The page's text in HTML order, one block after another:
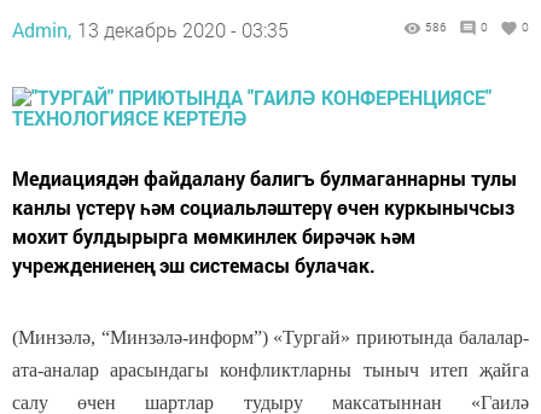
Admin, 13 декабрь 2020 - 03:35 586 0 0
Медиациядән файдалану балигъ булмаганнарны тулы
канлы үстерү һәм социальләштерү өчен куркынычсыз
мохит булдырырга мөмкинлек бирәчәк һәм
учреждениенең эш системасы булачак.
(Минзәлә, “Минзәлә-информ”) «Тургай» приютында балалар-
ата-аналар арасындагы конфликтларны тыныч итеп җайга
салу өчен шартлар тудыру максатыннан «Гаилә